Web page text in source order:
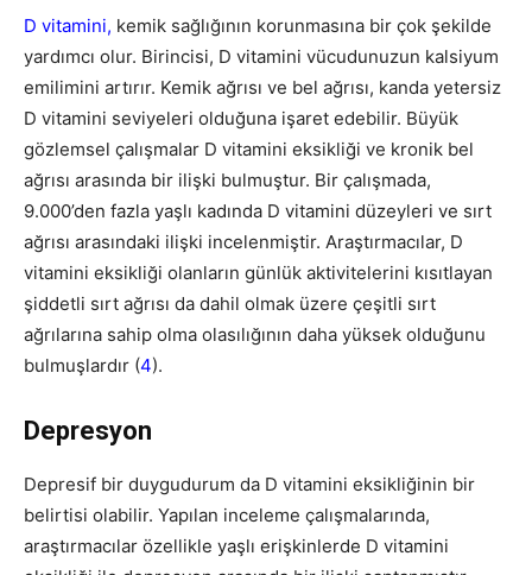
D vitamini, kemik sağlığının korunmasına bir çok şekilde
yardımcı olur. Birincisi, D vitamini vücudunuzun kalsiyum
emilimini artırır. Kemik ağrısı ve bel ağrısı, kanda yetersiz
D vitamini seviyeleri olduğuna işaret edebilir. Büyük
gözlemsel çalışmalar D vitamini eksikliği ve kronik bel
ağrısı arasında bir ilişki bulmuştur. Bir çalışmada,
9.000’den fazla yaşlı kadında D vitamini düzeyleri ve sırt
ağrısı arasındaki ilişki incelenmiştir. Araştırmacılar, D
vitamini eksikliği olanların günlük aktivitelerini kısıtlayan
şiddetli sırt ağrısı da dahil olmak üzere çeşitli sırt
ağrılarına sahip olma olasılığının daha yüksek olduğunu
bulmuşlardır (4).
Depresyon
Depresif bir duygudurum da D vitamini eksikliğinin bir
belirtisi olabilir. Yapılan inceleme çalışmalarında,
araştırmacılar özellikle yaşlı erişkinlerde D vitamini